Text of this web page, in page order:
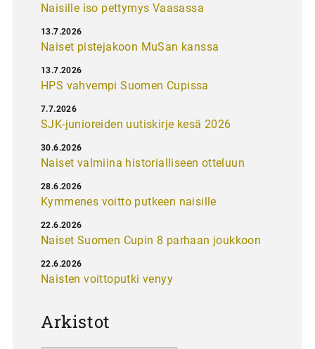
Naisille iso pettymys Vaasassa
Naiset pistejakoon MuSan kanssa
13.7.2026
HPS vahvempi Suomen Cupissa
13.7.2026
SJK-junioreiden uutiskirje kesä 2026
7.7.2026
Naiset valmiina historialliseen otteluun
30.6.2026
Kymmenes voitto putkeen naisille
28.6.2026
Naiset Suomen Cupin 8 parhaan joukkoon
22.6.2026
Naisten voittoputki venyy
22.6.2026
Arkistot